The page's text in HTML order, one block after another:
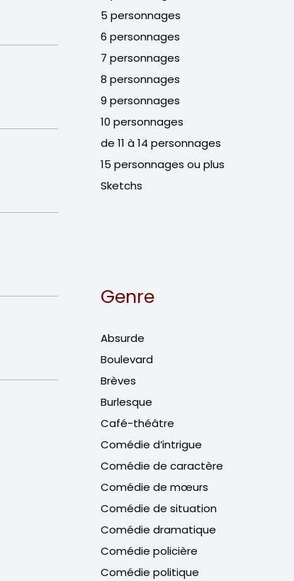
5 personnages
6 personnages
7 personnages
8 personnages
9 personnages
10 personnages
de 11 à 14 personnages
15 personnages ou plus
Sketchs
Genre
Absurde
Boulevard
Brèves
Burlesque
Café-théâtre
Comédie d’intrigue
Comédie de caractère
Comédie de mœurs
Comédie de situation
Comédie dramatique
Comédie policière
Comédie politique